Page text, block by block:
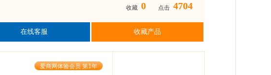
收藏 0 点击 4704
在线客服 收藏产品
爱商网体验会员 第1年